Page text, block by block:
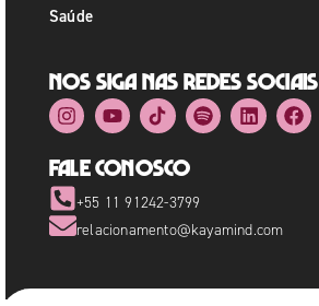
Saúde
Nos siga nas redes sociais
Fale Conosco
+55 11 91242-3799
relacionamento@kayamind.com